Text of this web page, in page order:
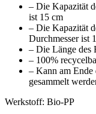
– Die Kapazität
ist 15 cm
– Die Kapazität
Durchmesser ist
– Die Länge des
– 100%
– Kann am Ende
gesammelt
Werkstoff: Bio-PP